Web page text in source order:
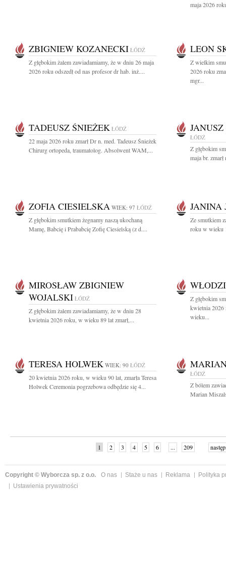
maja 2026
ZBIGNIEW KOZANECKI ŁÓDŹ
Z głębokim żalem zawiadamiamy, że w dniu 26 maja
2026 roku odszedł od nas profesor dr hab. inż....
LEON
Z wielkim
2026 roku
mgr...
TADEUSZ ŚNIEŻEK ŁÓDŹ
22 maja 2026 roku zmarł Dr n. med. Tadeusz Śnieżek
Chirurg ortopeda, traumatolog. Absolwent WAM,...
ŁÓDŹ
Z głębokim
maja br.
ZOFIA CIESIELSKA WIEK: 97 ŁÓDŹ
Z głębokim smutkiem żegnamy naszą ukochaną
Mamę, Babcię i Prababcię Zofię Ciesielską (z d....
JANINA
Ze smutkiem
roku w wieku
MIROSŁAW ZBIGNIEW
WOJALSKI ŁÓDŹ
Z głębokim żalem zawiadamiamy, że w dniu 28
kwietnia 2026 roku, w wieku 89 lat zmarł,...
Z głębokim
kwietnia
wieku...
TERESA HOLWEK WIEK: 90 ŁÓDŹ
20 kwietnia 2026 roku, w wieku 90 lat, zmarła Teresa
Holwek Ceremonia pogrzebowa odbędzie się 4...
ŁÓDŹ
Z bólem
Marian
1 2 3 4 5 6 ... 209
Copyright © Wyborcza sp. z o.o. O nas Staże u nas Reklama
Polityka
Ustawienia prywatności